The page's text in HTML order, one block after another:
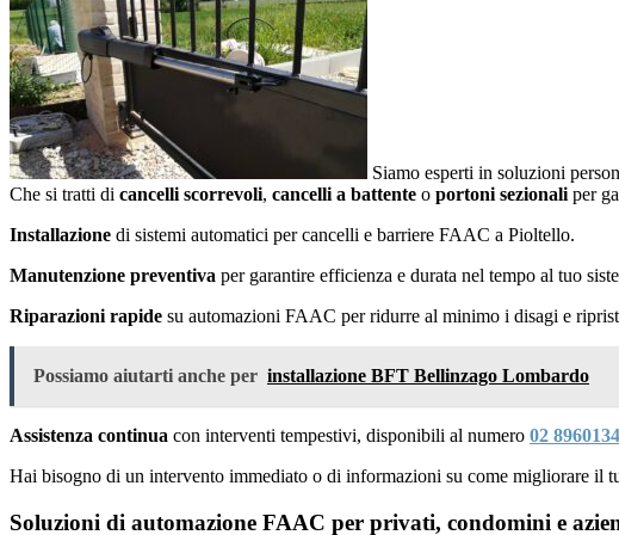
Siamo esperti in soluzioni
Che si tratti di cancelli scorrevoli, cancelli a battente o portoni sezionali per
Installazione di sistemi automatici per cancelli e barriere FAAC a Pioltello.
Manutenzione preventiva per garantire efficienza e durata nel tempo al tuo
Riparazioni rapide su automazioni FAAC per ridurre al minimo i disagi e
Possiamo aiutarti anche per installazione BFT Bellinzago Lombardo
Assistenza continua con interventi tempestivi, disponibili al numero 02
Hai bisogno di un intervento immediato o di informazioni su come migliorare il
Soluzioni di automazione FAAC per privati, condomini e